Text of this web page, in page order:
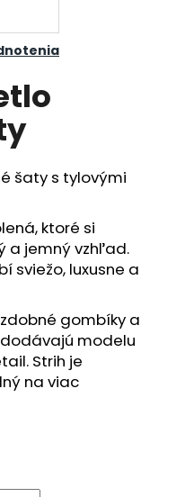
šaty s tylovými
ktoré si
a jemný vzhľad.
sviežo, luxusne a
gombíky a
modelu
Strih je
na viac